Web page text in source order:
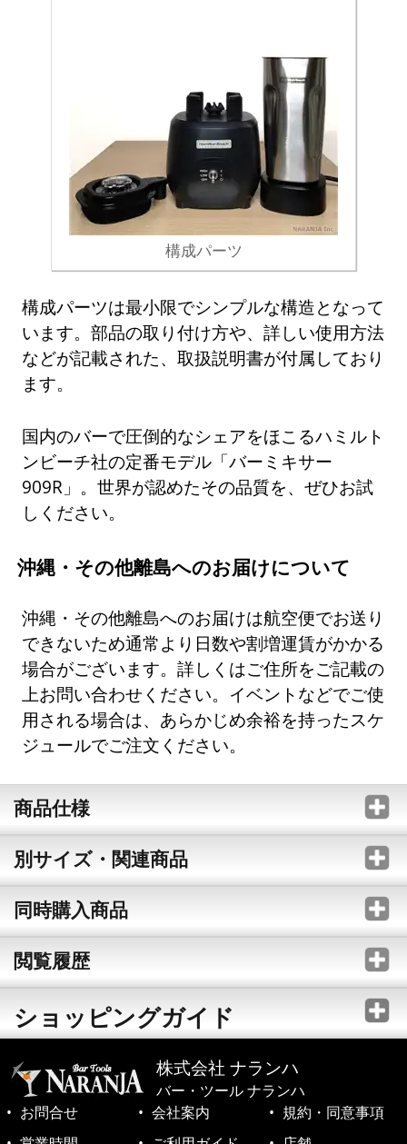
構成パーツ
構成パーツは最小限でシンプルな構造となって
います。部品の取り付け方や、詳しい使用方法
などが記載された、取扱説明書が付属しており
ます。
国内のバーで圧倒的なシェアをほこるハミルト
ンビーチ社の定番モデル「バーミキサー
909R」。世界が認めたその品質を、ぜひお試
しください。
沖縄・その他離島へのお届けについて
沖縄・その他離島へのお届けは航空便でお送り
できないため通常より日数や割増運賃がかかる
場合がございます。詳しくはご住所をご記載の
上お問い合わせください。イベントなどでご使
用される場合は、あらかじめ余裕を持ったスケ
ジュールでご注文ください。
商品仕様
別サイズ・関連商品
同時購入商品
閲覧履歴
ショッピングガイド
株式会社 ナランハ
バー・ツール ナランハ
お問合せ
会社案内
規約・同意事項